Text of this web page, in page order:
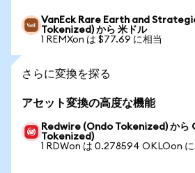
VanEck Rare Earth and
Tokenized) から 米ドル
1 REMXon は $77.69 に相当
さらに変換を探る
アセット変換の高度な機能
Redwire (Ondo Tokenized) から
Tokenized)
1 RDWon は 0.278594 OKLOon に